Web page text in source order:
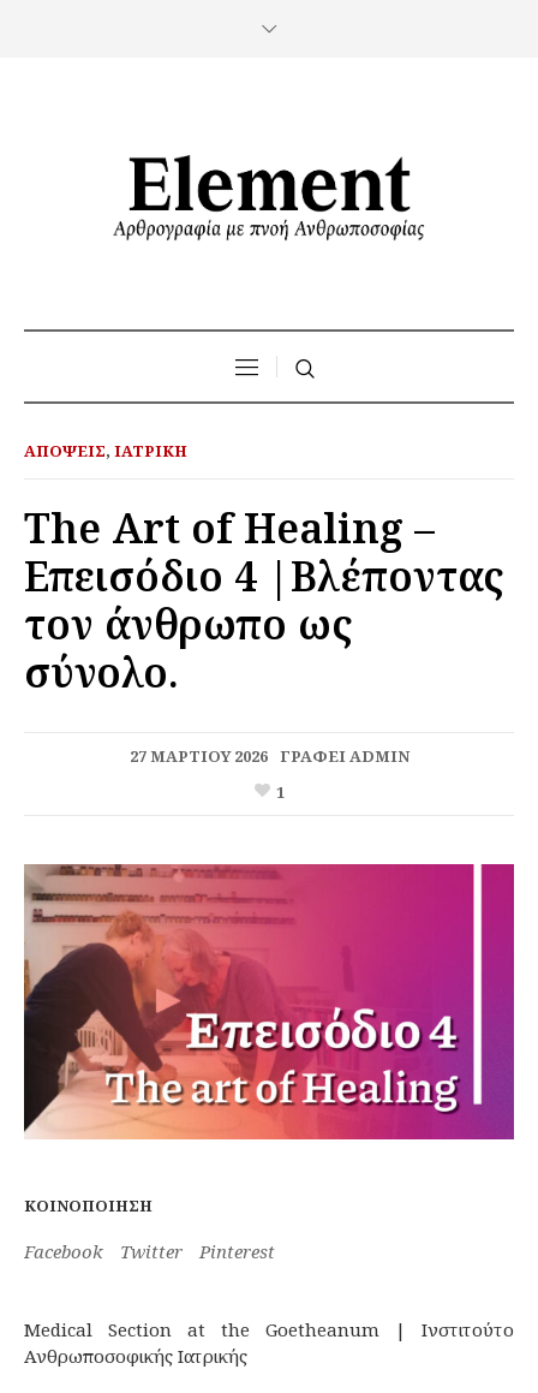
ΑΠΌΨΕΙΣ, ΙΑΤΡΙΚΉ
The Art of Healing –
Επεισόδιο 4 |Βλέποντας
τον άνθρωπο ως
σύνολο.
27 ΜΑΡΤΊΟΥ 2026 ΓΡΆΦΕΙADMIN
1
ΚΟΙΝΟΠΟΊΗΣΗ
Facebook Twitter Pinterest
Medical Section at the Goetheanum | Ινστιτούτο
Ανθρωποσοφικής Ιατρικής